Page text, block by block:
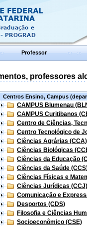
Professor
professores
Centros Ensino, Campus
CAMPUS Blumenau
CAMPUS Curitibanos
Centro de Ciências,
Centro Tecnológico de
Ciências Agrárias (CCA)
Ciências Biológicas
Ciências da Educação
Ciências da Saúde
Ciências Físicas e
Ciências Jurídicas (CCJ)
Comunicação e
Desportos (CDS)
Filosofia e Ciências
Socioeconômico (CSE)